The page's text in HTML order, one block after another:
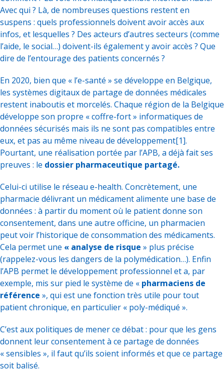
Avec qui ? Là, de nombreuses questions restent en
suspens : quels professionnels doivent avoir accès aux
infos, et lesquelles ? Des acteurs d’autres secteurs (comme
l’aide, le social…) doivent-ils également y avoir accès ? Que
dire de l’entourage des patients concernés ?
En 2020, bien que « l’e-santé » se développe en Belgique,
les systèmes digitaux de partage de données médicales
restent inaboutis et morcelés. Chaque région de la Belgique
développe son propre « coffre-fort » informatiques de
données sécurisés mais ils ne sont pas compatibles entre
eux, et pas au même niveau de développement[1].
Pourtant, une réalisation portée par l’APB, a déjà fait ses
preuves : le dossier pharmaceutique partagé.
Celui-ci utilise le réseau e-health. Concrètement, une
pharmacie délivrant un médicament alimente une base de
données : à partir du moment où le patient donne son
consentement, dans une autre officine, un pharmacien
peut voir l’historique de consommation des médicaments.
Cela permet une « analyse de risque » plus précise
(rappelez-vous les dangers de la polymédication…). Enfin
l’APB permet le développement professionnel et a, par
exemple, mis sur pied le système de « pharmaciens de
référence », qui est une fonction très utile pour tout
patient chronique, en particulier « poly-médiqué ».
C’est aux politiques de mener ce débat : pour que les gens
donnent leur consentement à ce partage de données
« sensibles », il faut qu’ils soient informés et que ce partage
soit balisé.